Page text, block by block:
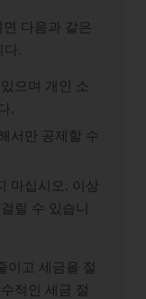
다음과 같은
.
으며 개인 소
.
서만 공제할 수
마십시오. 이상
릴 수 있습니
이고 세금을 절
적인 세금 절